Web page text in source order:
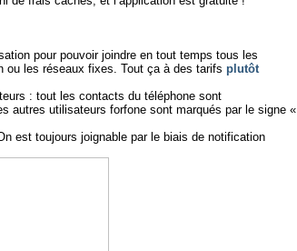
pour pouvoir joindre en tout temps tous les
ou les réseaux fixes. Tout ça à des tarifs plutôt
: tout les contacts du téléphone sont
autres utilisateurs forfone sont marqués par le signe «
est toujours joignable par le biais de notification